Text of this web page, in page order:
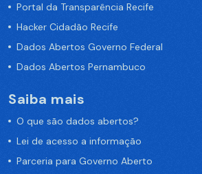
Portal da Transparência Recife
Hacker Cidadão Recife
Dados Abertos Governo Federal
Dados Abertos Pernambuco
Saiba mais
O que são dados abertos?
Lei de acesso a informação
Parceria para Governo Aberto